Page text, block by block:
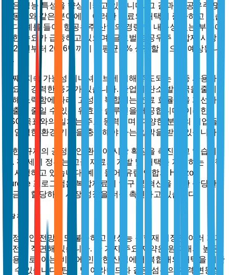
같은 성능 특성을 향상시키고 있습니다. 그 결과, 항공우주 및
자동차와 같은 분야에서 이러한 재료의 채택이 증가하고 있습
니다. 예를 들어, 항공우주 산업의 경량 및 내구성 있는 부품에
대한 수요가 급증하고 있으며, 글로벌 항공우주 복합재 시장은
2021년부터 2026년까지 연평균 9% 성장할 것으로 예상됩니
다.
둘째, 지속 가능성 이니셔티브에 의해 주도되는 최종 사용자
수요의 강력한 증가가 있습니다. 산업이 탄소 발자국을 줄이기
위해 노력함에 따라, 고성능 복합재는 연료 효율성을 개선하고
배출을 줄일 수 있는 유효한 솔루션을 제공합니다. 이러한
ESG 목표와의 일치는 주요 동력이며, 다양한 분야의 기업들
이 엄격한 환경 기준을 충족해야 하는 압박을 받고 있습니다.
또한, 규제의 긍정적인 환경이 시장 확장을 촉진하고 있습니
다. 전 세계 정부는 고급 재료의 개발 및 채택을 지원하는 정책
을 시행하고 있습니다. 예를 들어, 유럽 연합의 Horizon
Europe 프로그램은 복합재료의 연구 및 혁신을 위한 상당한
자금을 할당하여 시장 성장을 더욱 촉진하고 있습니다.
시장 제약
긍정적인 전망에도 불구하고 고성능 복합재 시장은 여러 가지
도전에 직면해 있습니다. 한 가지 주요 제약은 원자재의 높은
비용으로, 이는 비용에 민감한 산업에서 복합재의 채택을 제한
할 수 있습니다. 탄소 및 아라미드와 같은 섬유의 가격 변동성